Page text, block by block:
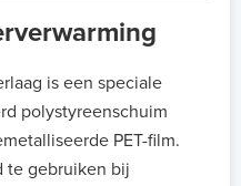
is een speciale
polystyreenschuim
PET-film.
te gebruiken bij